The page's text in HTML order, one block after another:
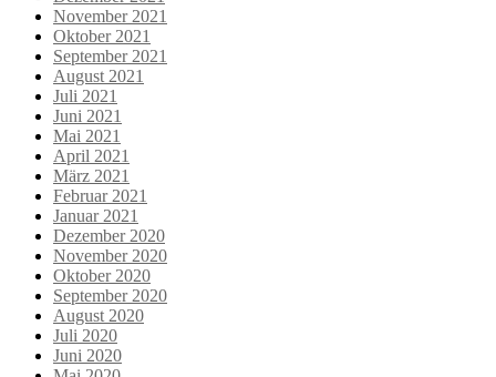
November 2021
Oktober 2021
September 2021
August 2021
Juli 2021
Juni 2021
Mai 2021
April 2021
März 2021
Februar 2021
Januar 2021
Dezember 2020
November 2020
Oktober 2020
September 2020
August 2020
Juli 2020
Juni 2020